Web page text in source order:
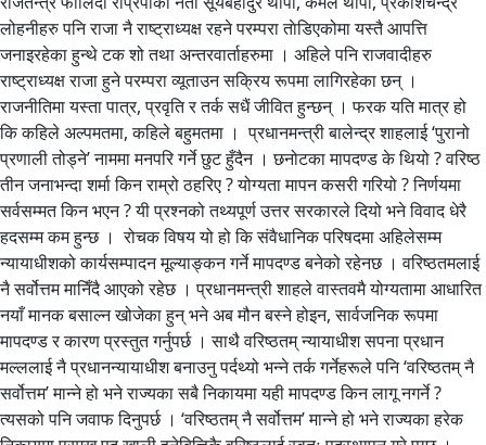
लोहनीहरु पनि राजा नै राष्ट्राध्यक्ष रहने परम्परा ताेडिएकोमा यस्तै आपत्ति
जनाइरहेका हुन्थे टक शो तथा अन्तरवार्ताहरुमा । अहिले पनि राजवादीहरु
राष्ट्राध्यक्ष राजा हुने परम्परा व्यूताउन सक्रिय रूपमा लागिरहेका छन् ।
राजनीतिमा यस्ता पात्र, प्रवृति र तर्क सधैं जीवित हुन्छन् । फरक यति मात्र हो
कि कहिले अल्पमतमा, कहिले बहुमतमा । प्रधानमन्त्री बालेन्द्र शाहलाई ‘पुरानो
प्रणाली तोड्ने’ नाममा मनपरि गर्ने छुट हुँदैन । छनोटका मापदण्ड के थियो ? वरिष्ठ
तीन जनाभन्दा शर्मा किन राम्रो ठहरिए ? योग्यता मापन कसरी गरियो ? निर्णयमा
सर्वसम्मत किन भएन ? यी प्रश्नको तथ्यपूर्ण उत्तर सरकारले दियो भने विवाद धेरै
हदसम्म कम हुन्छ । रोचक विषय यो हो कि संवैधानिक परिषदमा अहिलेसम्म
न्यायाधीशको कार्यसम्पादन मूल्याङ्कन गर्ने मापदण्ड बनेको रहेनछ । वरिष्ठतमलाई
नै सर्वोत्तम मानिँदै आएको रहेछ । प्रधानमन्त्री शाहले वास्तवमै योग्यतामा आधारित
नयाँ मानक बसाल्न खोजेका हुन् भने अब मौन बस्ने होइन, सार्वजनिक रूपमा
मापदण्ड र कारण प्रस्तुत गर्नुपर्छ । साथै वरिष्ठतम् न्यायाधीश सपना प्रधान
मल्ललाई नै प्रधानन्यायाधीश बनाउनु पर्दथ्यो भन्ने तर्क गर्नेहरूले पनि ‘वरिष्ठतम् नै
सर्वोत्तम’ मान्ने हो भने राज्यका सबै निकायमा यही मापदण्ड किन लागू नगर्ने ?
त्यसको पनि जवाफ दिनुपर्छ । ‘वरिष्ठतम् नै सर्वोत्तम’ मान्ने हो भने राज्यका हरेक